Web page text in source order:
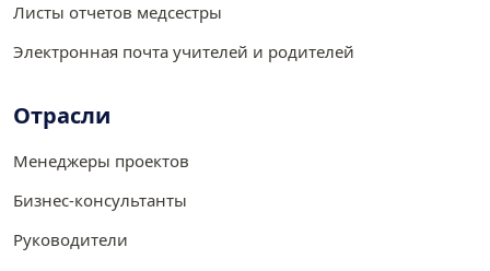
Листы отчетов медсестры
Электронная почта учителей и родителей
Отрасли
Менеджеры проектов
Бизнес-консультанты
Руководители